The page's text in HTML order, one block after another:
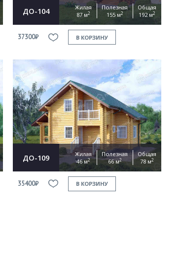
ДО-104
Жилая
87 м2
Полезная
155 м2
Общая
192 м2
37300₽ В КОРЗИНУ
ДО-109
Жилая
46 м2
Полезная
66 м2
Общая
78 м2
35400₽ В КОРЗИНУ